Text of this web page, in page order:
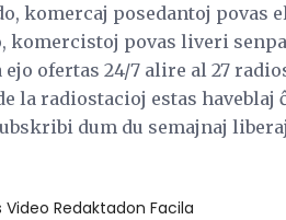
komercaj posedantoj povas
komercistoj povas liveri
ofertas 24/7 alire al 27
la radiostacioj estas haveblaj
dum du semajnaj
Redaktadon Facila